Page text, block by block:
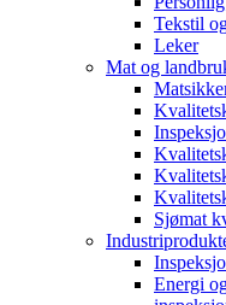
Tekstil
Leker
Mat og
Sjømat
Energi